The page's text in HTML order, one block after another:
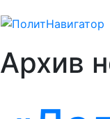
Архив